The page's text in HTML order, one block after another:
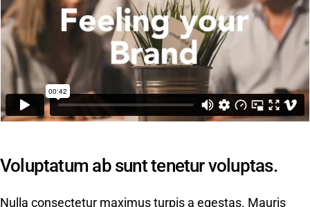
Voluptatum ab sunt tenetur voluptas.
Nulla consectetur maximus turpis a egestas. Mauris